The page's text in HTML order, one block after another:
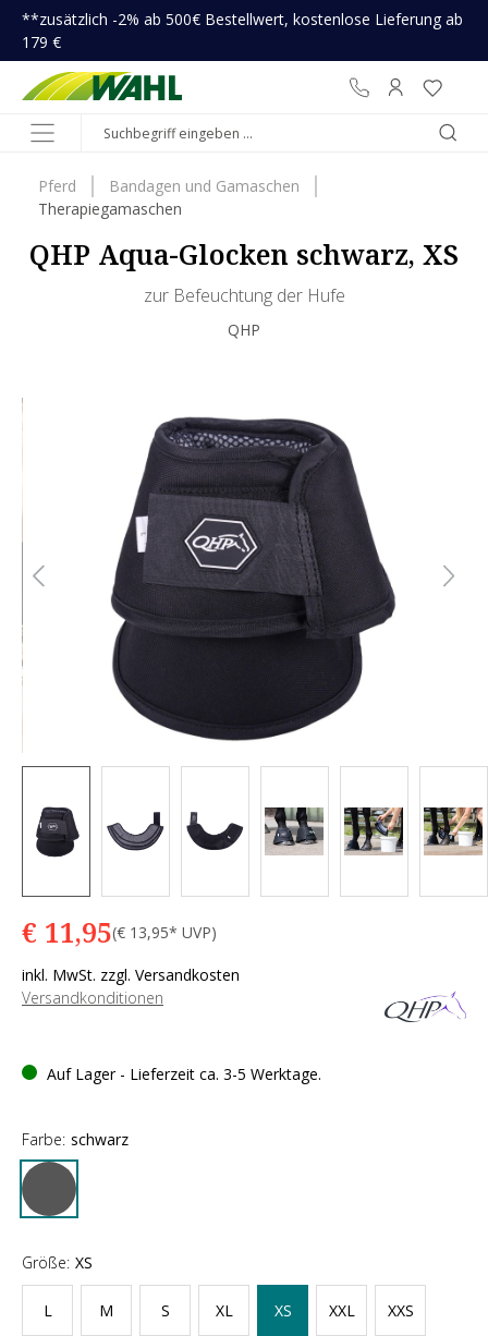
springen
**zusätzlich -2% ab 500€ Bestellwert, kostenlose Lieferung ab
179 €
Pferd
Bandagen und Gamaschen
Therapiegamaschen
QHP Aqua-Glocken schwarz, XS
zur Befeuchtung der Hufe
QHP
€ 11,95(€ 13,95* UVP)
inkl. MwSt. zzgl. Versandkosten
Versandkonditionen
Auf Lager - Lieferzeit ca. 3-5 Werktage.
Farbe: schwarz
Größe: XS
L M S XL XS XXL XXS